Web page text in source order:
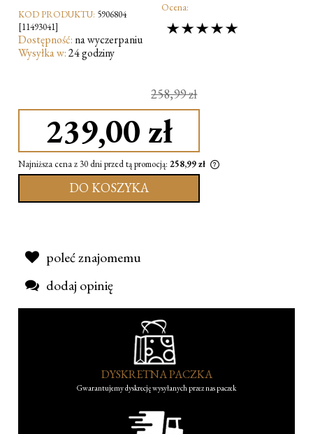
KOD PRODUKTU: 5906804
[11493041]
Dostępność: na wyczerpaniu
Wysyłka w:24 godziny
Ocena:
258,99 zł
239,00 zł
Najniższa cena z 30 dni przed tą promocją: 258,99 zł
DO KOSZYKA
poleć znajomemu
dodaj opinię
DYSKRETNA PACZKA
Gwarantujemy dyskrecję wysyłanych przez nas paczek